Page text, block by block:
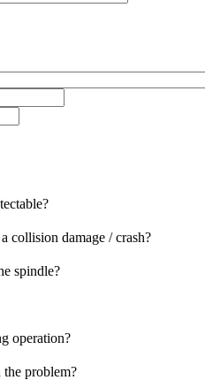
collision damage / crash?
spindle?
operation?
problem?